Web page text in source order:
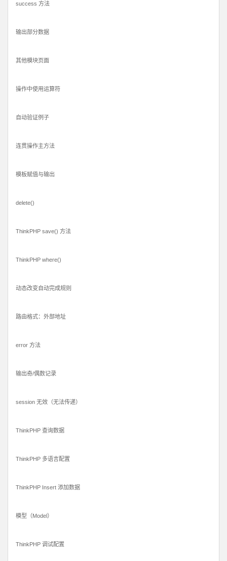
success 方法
输出部分数据
其他模块页面
操作中使用运算符
自动验证例子
连贯操作主方法
模板赋值与输出
delete()
ThinkPHP save() 方法
ThinkPHP where()
动态改变自动完成规则
路由格式：外部地址
error 方法
输出奇/偶数记录
session 无效（无法传递）
ThinkPHP 查询数据
ThinkPHP 多语言配置
ThinkPHP Insert 添加数据
模型（Model）
ThinkPHP 调试配置